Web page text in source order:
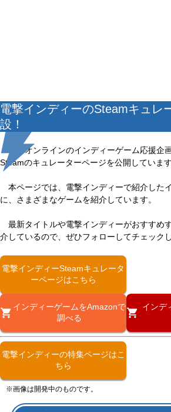
電撃インディーのSteamキュレ
設！
電撃オンラインのインディーゲーム応援企画
Steamのキュレーターページを公開しています
本ページでは、電撃インディーで紹介した
に、さまざまなゲームを紹介しています。
最新タイトルや電撃インディーがおすすめ
介しているので、ぜひフォローしてチェック
電撃インディーSteamキュレータ
ーページはこちら
インディーゲームをAmazonで
調べる
インデ
電撃インディーの特集ページはこ
ちら
※画像は開発中のものです。